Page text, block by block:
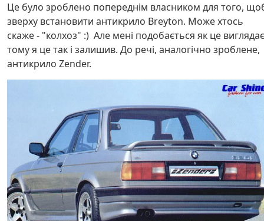
Це було зроблено попереднім власником для того,
зверху встановити антикрило Breyton. Може хтось
скаже - "колхоз" :) Але мені подобається як це
тому я це так і залишив. До речі, аналогічно зроблене,
антикрило Zender.